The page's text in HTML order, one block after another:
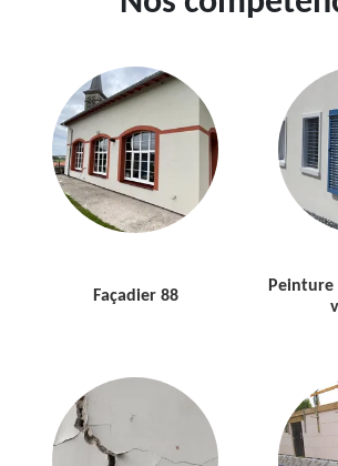
Façadier 88
Peinture